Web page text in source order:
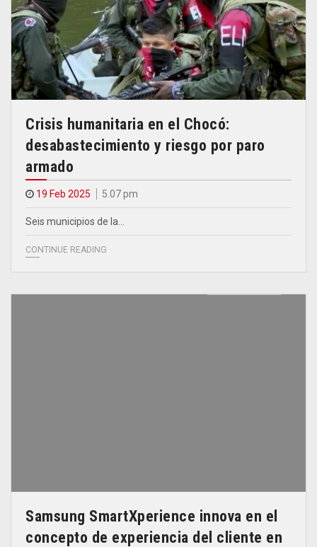
Crisis humanitaria en el Chocó:
desabastecimiento y riesgo por paro
armado
19 Feb 2025 5.07 pm
Seis municipios de la…
CONTINUE READING
Samsung SmartXperience innova en el
concepto de experiencia del cliente en